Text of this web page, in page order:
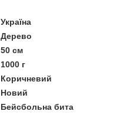
Україна
Дерево
50 см
1000 г
Коричневий
Новий
Бейсбольна бита